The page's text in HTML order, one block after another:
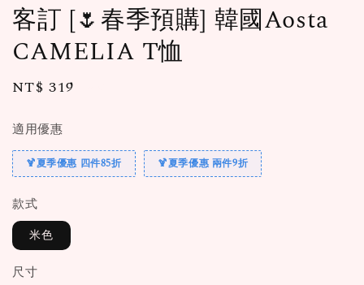
客訂 [🌷春季預購] 韓國Aosta
CAMELIA T恤
Regular
NT$ 319
適用優惠
🍹夏季優惠 四件85折 🍹夏季優惠 兩件9折
款式
米色
尺寸